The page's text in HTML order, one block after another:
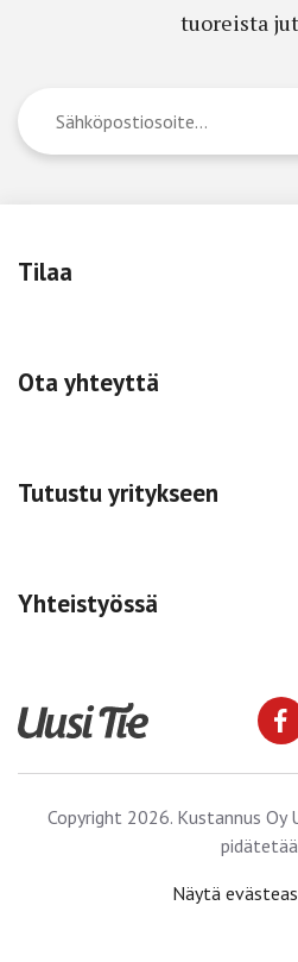
tuoreista
Tilaa
Ota yhteyttä
Tutustu yritykseen
Yhteistyössä
Copyright 2026. Kustannus Oy
Näytä